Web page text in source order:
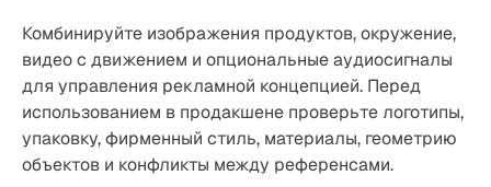
Комбинируйте изображения продуктов, окружение,
видео с движением и опциональные аудиосигналы
для управления рекламной концепцией. Перед
использованием в продакшене проверьте логотипы,
упаковку, фирменный стиль, материалы, геометрию
объектов и конфликты между референсами.